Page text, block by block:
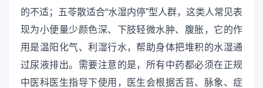
的不适；五苓散适合“水湿内停”型人群，这类人常见表
现为小便量少颜色深、下肢轻微水肿、腹胀，它的作
用是温阳化气、利湿行水，帮助身体把堆积的水湿通
过尿液排出。需要注意的是，所有中药都必须在正规
中医科医生指导下使用，医生会根据舌苔、脉象、症